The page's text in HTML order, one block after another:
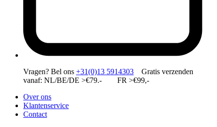
Vragen? Bel ons +31(0)13 5914303 Gratis verzenden
vanaf: NL/BE/DE >€79.- FR >€99,-
Over ons
Klantenservice
Contact